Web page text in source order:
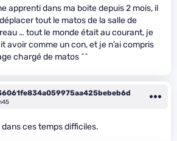
apprenti dans ma boite depuis 2 mois, il
tout le matos de la salle de
… tout le monde était au courant, je
avoir comme un con, et je n’ai compris
chargé de matos ^^
ces temps difficiles.